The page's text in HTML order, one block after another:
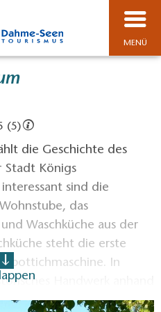
MENÜ
(5)
die Geschichte des
Stadt Königs
sind die
das
Waschküche aus der
steht die erste
In
Handwerk anhand
gezeigt und eine